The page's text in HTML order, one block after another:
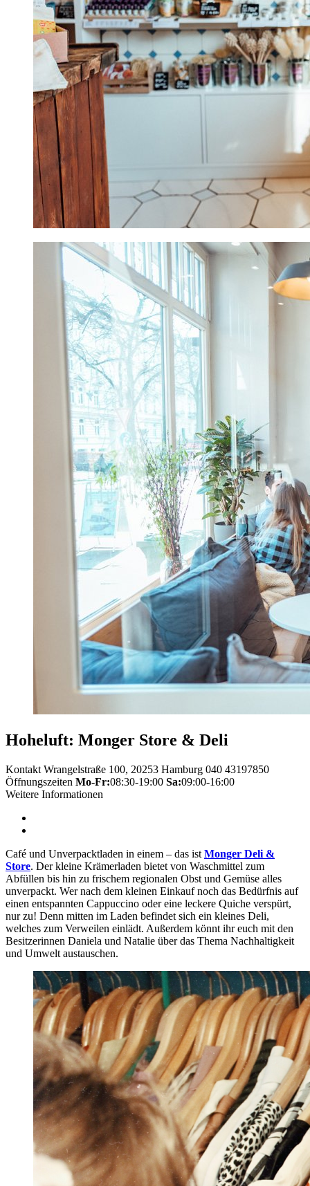
Hoheluft: Monger Store & Deli
Kontakt Wrangelstraße 100, 20253 Hamburg 040 43197850
Öffnungszeiten Mo-Fr:08:30-19:00 Sa:09:00-16:00
Weitere Informationen
Café und Unverpacktladen in einem – das ist Monger Deli &
Store. Der kleine Krämerladen bietet von Waschmittel zum
Abfüllen bis hin zu frischem regionalen Obst und Gemüse alles
unverpackt. Wer nach dem kleinen Einkauf noch das Bedürfnis auf
einen entspannten Cappuccino oder eine leckere Quiche verspürt,
nur zu! Denn mitten im Laden befindet sich ein kleines Deli,
welches zum Verweilen einlädt. Außerdem könnt ihr euch mit den
Besitzerinnen Daniela und Natalie über das Thema Nachhaltigkeit
und Umwelt austauschen.